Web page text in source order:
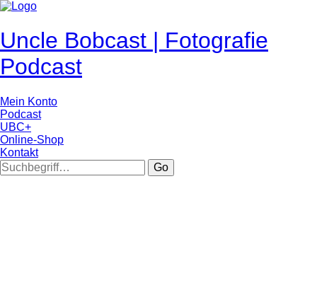
Uncle Bobcast | Fotografie
Podcast
Mein Konto
Podcast
UBC+
Online-Shop
Kontakt
Go